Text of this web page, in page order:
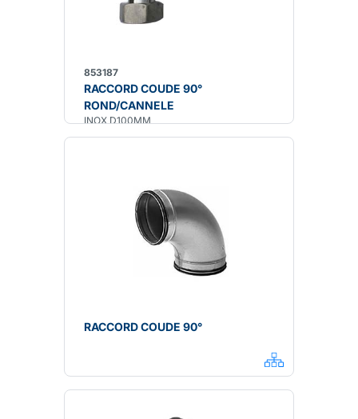
853187
RACCORD COUDE 90°
ROND/CANNELE
INOX D100MM
RACCORD COUDE 90°